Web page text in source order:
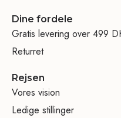
Dine fordele
Gratis levering over 499
Returret
Rejsen
Vores vision
Ledige stillinger